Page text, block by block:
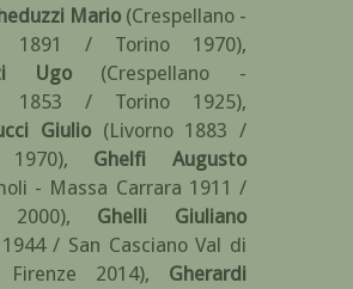
Mario (Crespellano -
1891 / Torino 1970),
Ugo
(Crespellano -
1853 / Torino 1925),
Giulio (Livorno 1883 /
1970), Ghelfi Augusto
- Massa Carrara 1911 /
2000), Ghelli Giuliano
/ San Casciano Val di
2014), Gherardi